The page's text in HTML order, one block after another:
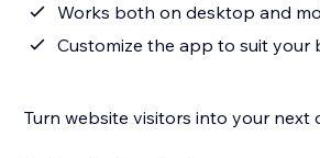
Works both on desktop and
Customize the app to suit your
Turn website visitors into your next